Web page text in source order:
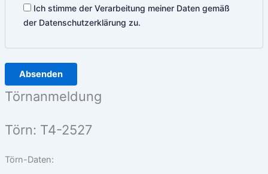
Ich stimme der Verarbeitung meiner Daten gemäß
der Datenschutzerklärung zu.
Törnanmeldung
Törn: T4-2527
Törn-Daten: